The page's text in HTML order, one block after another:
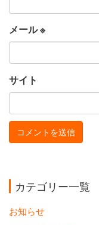
メール※
サイト
カテゴリー一覧
お知らせ